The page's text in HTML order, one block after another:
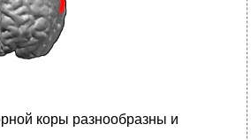
коры разнообразны и